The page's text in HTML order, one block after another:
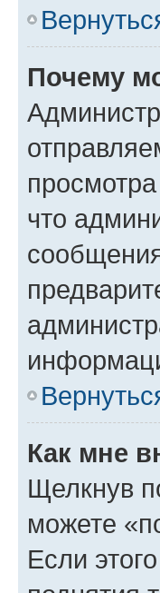
Почему
что
Как мне
Щелкнув
можете
Если